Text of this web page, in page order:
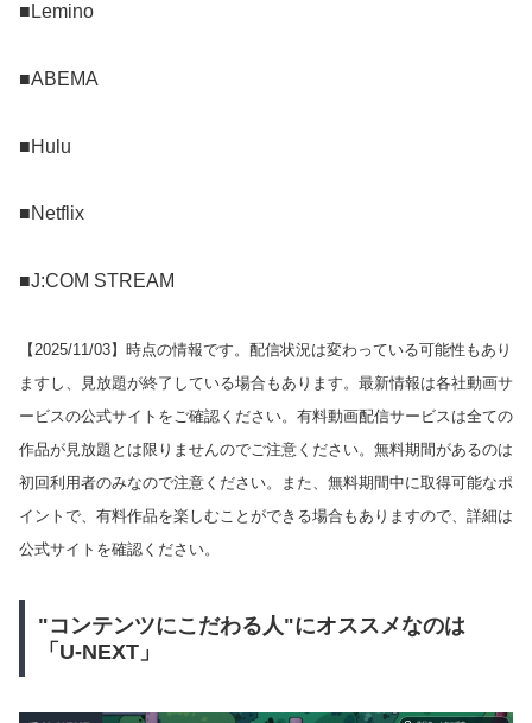
■Lemino
■ABEMA
■Hulu
■Netflix
■J:COM STREAM
【 2025/11/03】時点の情報です。配信状況は変わっている可能性もあり
ますし、見放題が終了している場合もあります。最新情報は各社動画サ
ービスの公式サイトをご確認ください。有料動画配信サービスは全ての
作品が見放題とは限りませんのでご注意ください。無料期間があるのは
初回利用者のみなので注意ください。また、無料期間中に取得可能なポ
イントで、有料作品を楽しむことができる場合もありますので、詳細は
公式サイトを確認ください。
"コンテンツにこだわる人"にオススメなのは
「U-NEXT」